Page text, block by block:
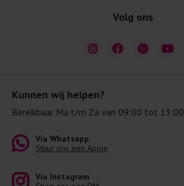
Kunnen wij helpen?
Bereikbaar Ma t/m Za van 09:00 tot 13:00
Via Whatsapp
Stuur ons een Appje
Via Instagram
Volg ons